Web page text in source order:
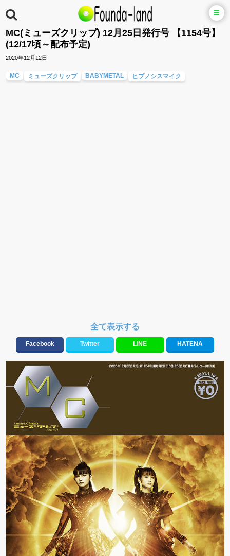
MC(ミューズクリップ) 12月25日発行号 【1154号】
(12/17頃～配布予定)
2020年12月12日
MC ミューズクリップ BABYMETAL ヒプノシスマイク
全て表示する
Facebook Twitter LINE HATENA